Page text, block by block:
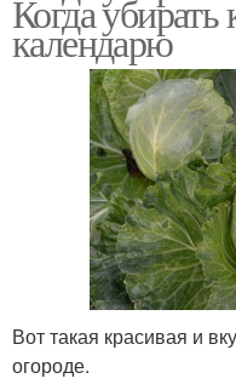
Когда
календарю
Вот такая красивая и
огороде.